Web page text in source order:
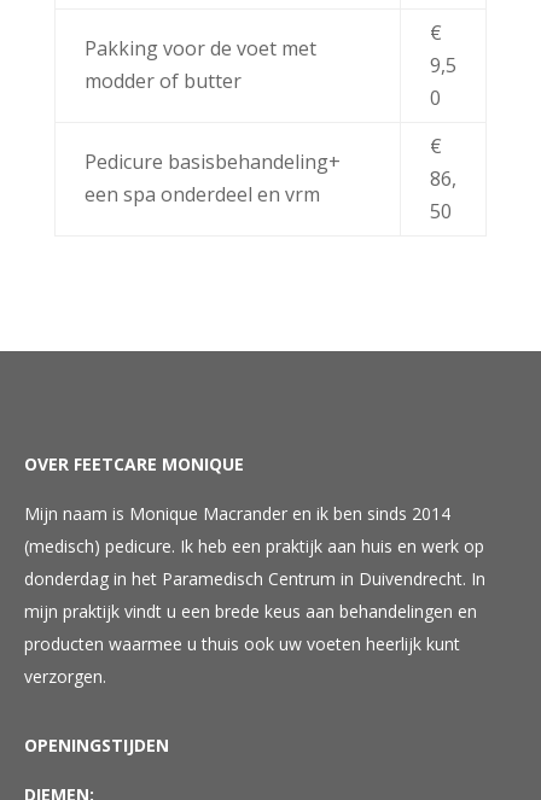
Pakking voor de voet met
modder of butter
€
9,5
0
Pedicure basisbehandeling+
een spa onderdeel en vrm
€
86,
50
OVER FEETCARE MONIQUE
Mijn naam is Monique Macrander en ik ben sinds 2014
(medisch) pedicure. Ik heb een praktijk aan huis en werk op
donderdag in het Paramedisch Centrum in Duivendrecht. In
mijn praktijk vindt u een brede keus aan behandelingen en
producten waarmee u thuis ook uw voeten heerlijk kunt
verzorgen.
OPENINGSTIJDEN
DIEMEN: